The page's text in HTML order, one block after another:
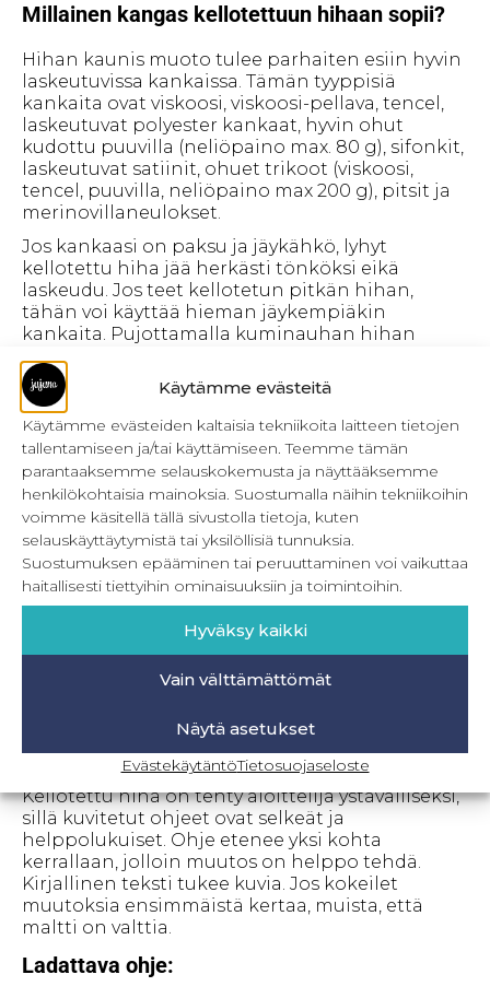
Käytämme evästeitä
Käytämme evästeiden kaltaisia tekniikoita laitteen tietojen
tallentamiseen ja/tai käyttämiseen. Teemme tämän
parantaaksemme selauskokemusta ja näyttääksemme
henkilökohtaisia mainoksia. Suostumalla näihin tekniikoihin
voimme käsitellä tällä sivustolla tietoja, kuten
selauskäyttäytymistä tai yksilöllisiä tunnuksia.
Suostumuksen epääminen tai peruuttaminen voi vaikuttaa
haitallisesti tiettyihin ominaisuuksiin ja toimintoihin.
Hyväksy kaikki
Vain välttämättömät
Näytä asetukset
EvästekäytäntöTietosuojaseloste
Millainen kangas kellotettuun hihaan sopii?
Hihan kaunis muoto tulee parhaiten esiin hyvin
laskeutuvissa kankaissa. Tämän tyyppisiä
kankaita ovat viskoosi, viskoosi-pellava, tencel,
laskeutuvat polyester kankaat, hyvin ohut
kudottu puuvilla (neliöpaino max. 80 g), sifonkit,
laskeutuvat satiinit, ohuet trikoot (viskoosi,
tencel, puuvilla, neliöpaino max 200 g), pitsit ja
merinovillaneulokset.
Jos kankaasi on paksu ja jäykähkö, lyhyt
kellotettu hiha jää herkästi tönköksi eikä
laskeudu. Jos teet kellotetun pitkän hihan,
tähän voi käyttää hieman jäykempiäkin
kankaita. Pujottamalla kuminauhan hihan
käänteen sisään, saat kauniin pussihihan, joka
pysyy muodossa.
Mihin voin käyttää kellotettu hiha ohjetta
Ohje soveltuu lasten ja aikuisten kaavojen
kuositteluun. Tarvitset kuosittelua varten
pyöreän hihan- tai raglanhihan kaavan. Voit
hyödyntää jo olemassa olevia kaavojasi ja tehdä
lempikaavoihisi lisää vaihtoehtoja. Ohje sopii
kaikkien valmiskaavojen hihojen
muokkaukseen. Muutos tulee tehdä sopivan
pidennys ohje täältä ilmaiseksi.
Katso myös muut lisäosat ja
kaavanmuokkausohjeet täältä.
Kellotettu hiha on tehty aloittelija ystävälliseksi,
sillä kuvitetut ohjeet ovat selkeät ja
helppolukuiset. Ohje etenee yksi kohta
kerrallaan, jolloin muutos on helppo tehdä.
Kirjallinen teksti tukee kuvia. Jos kokeilet
muutoksia ensimmäistä kertaa, muista, että
maltti on valttia.
Ladattava ohje: